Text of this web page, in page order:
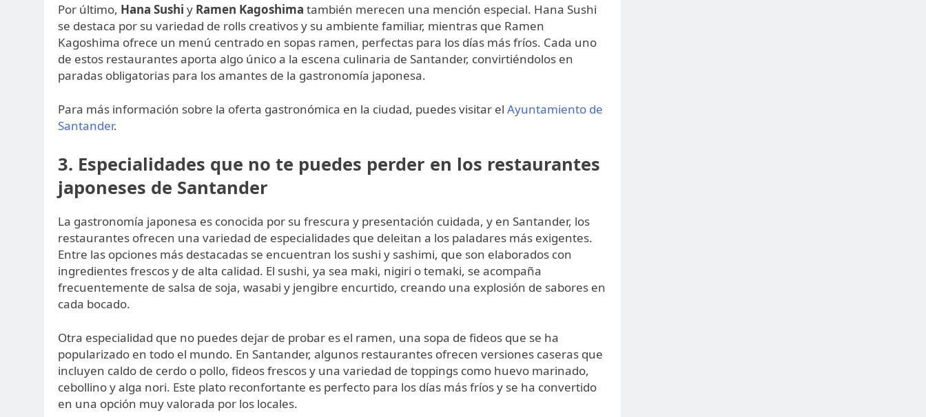
Por último, Hana Sushi y Ramen Kagoshima también merecen una mención especial. Hana Sushi
se destaca por su variedad de rolls creativos y su ambiente familiar, mientras que Ramen
Kagoshima ofrece un menú centrado en sopas ramen, perfectas para los días más fríos. Cada uno
de estos restaurantes aporta algo único a la escena culinaria de Santander, convirtiéndolos en
paradas obligatorias para los amantes de la gastronomía japonesa.
Para más información sobre la oferta gastronómica en la ciudad, puedes visitar el Ayuntamiento de
Santander.
3. Especialidades que no te puedes perder en los restaurantes
japoneses de Santander
La gastronomía japonesa es conocida por su frescura y presentación cuidada, y en Santander, los
restaurantes ofrecen una variedad de especialidades que deleitan a los paladares más exigentes.
Entre las opciones más destacadas se encuentran los sushi y sashimi, que son elaborados con
ingredientes frescos y de alta calidad. El sushi, ya sea maki, nigiri o temaki, se acompaña
frecuentemente de salsa de soja, wasabi y jengibre encurtido, creando una explosión de sabores en
cada bocado.
Otra especialidad que no puedes dejar de probar es el ramen, una sopa de fideos que se ha
popularizado en todo el mundo. En Santander, algunos restaurantes ofrecen versiones caseras que
incluyen caldo de cerdo o pollo, fideos frescos y una variedad de toppings como huevo marinado,
cebollino y alga nori. Este plato reconfortante es perfecto para los días más fríos y se ha convertido
en una opción muy valorada por los locales.